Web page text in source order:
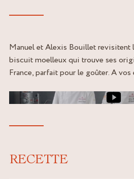
RECETTE
Manuel et Alexis Bouillet revisitent
biscuit moelleux qui trouve ses
France, parfait pour le goûter. A vos
Image de couverture de la vidéo